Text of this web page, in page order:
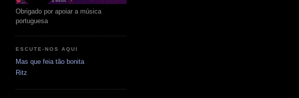
Obrigado por apoiar a música
portuguesa
ESCUTE-NOS AQUI
Mas que feia tão bonita
Ritz